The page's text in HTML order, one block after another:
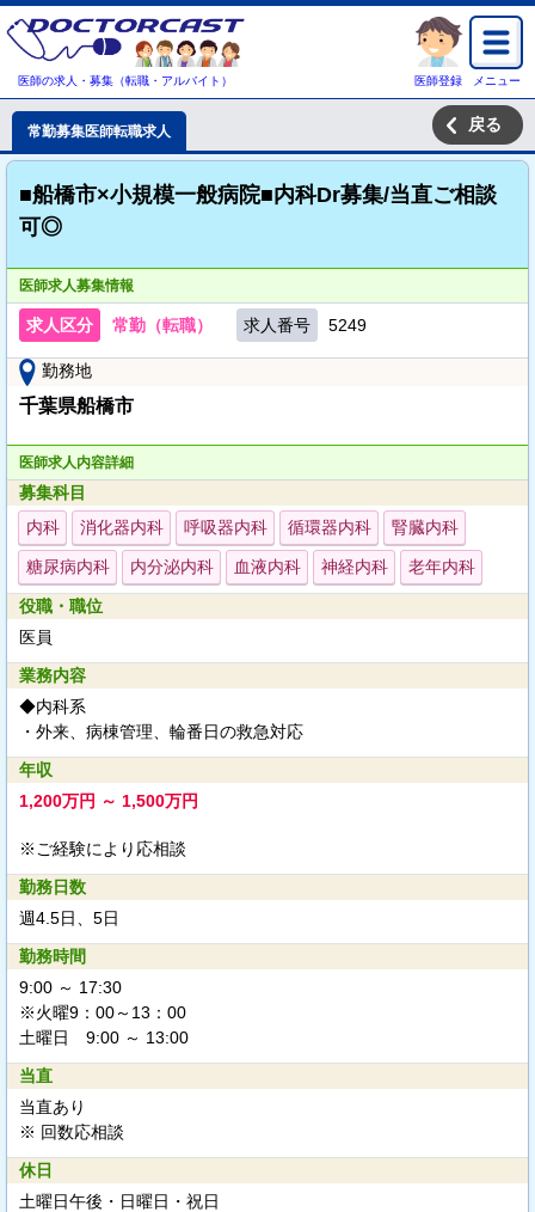
医師の求人・募集（転職・アルバイト） 医師登録 メニュー
常勤募集医師転職求人 戻る
■船橋市×小規模一般病院■内科Dr募集/当直ご相談
可◎
医師求人募集情報
求人区分 常勤（転職） 求人番号 5249
勤務地
千葉県船橋市
医師求人内容詳細
募集科目
内科
消化器内科 呼吸器内科 循環器内科 腎臓内科
糖尿病内科 内分泌内科 血液内科 神経内科 老年内科
役職・職位
医員
業務内容
◆内科系
・外来、病棟管理、輪番日の救急対応
年収
1,200万円 ～ 1,500万円
※ご経験により応相談
勤務日数
週4.5日、5日
勤務時間
9:00 ～ 17:30
※火曜9：00～13：00
土曜日 9:00 ～ 13:00
当直
当直あり
※ 回数応相談
休日
土曜日午後・日曜日・祝日